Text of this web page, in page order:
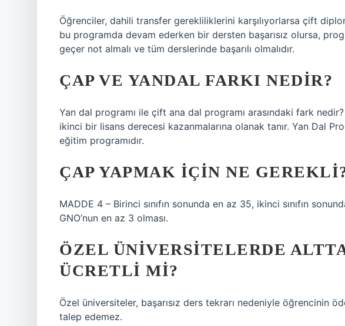
Öğrenciler, dahili transfer gerekliliklerini karşılıyorlarsa çift
bu programda devam ederken bir dersten başarısız olursa,
geçer not almalı ve tüm derslerinde başarılı olmalıdır.
ÇAP VE YANDAL FARKI NEDIR?
Yan dal programı ile çift ana dal programı arasındaki fark
ikinci bir lisans derecesi kazanmalarına olanak tanır. Yan Dal
eğitim programıdır.
ÇAP YAPMAK IÇIN NE
MADDE 4 – Birinci sınıfın sonunda en az 35, ikinci sınıfın
GNO’nun en az 3 olması.
ÖZEL ÜNIVERSITELERDE
ÜCRETLI MI?
Özel üniversiteler, başarısız ders tekrarı nedeniyle öğrencinin
talep edemez.